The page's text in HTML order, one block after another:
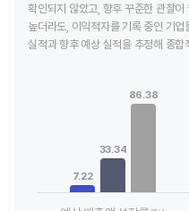
확인되지 않았고, 향후 꾸준한 관찰이
높더라도, 이익적자를 기록 중인 기
실적과 향후 예상 실적을 추정해 종합
View as data table, Chart
7.22
33.34
86.38